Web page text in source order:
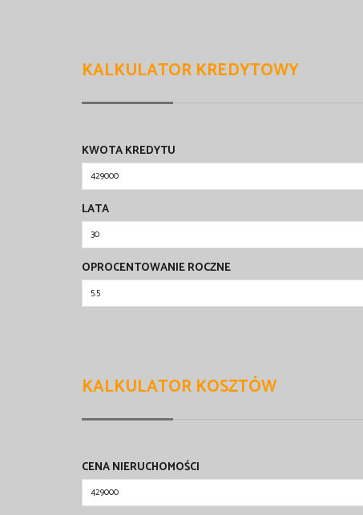
KALKULATOR KREDYTOWY
KWOTA KREDYTU
LATA
OPROCENTOWANIE ROCZNE
KALKULATOR KOSZTÓW
CENA NIERUCHOMOŚCI